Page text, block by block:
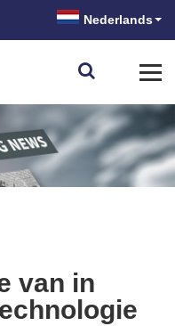
Nederlands
van in